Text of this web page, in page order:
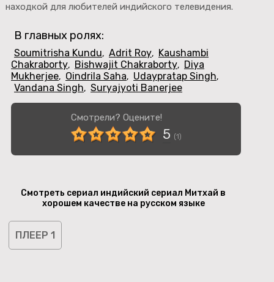
находкой для любителей индийского телевидения.
В главных ролях:
Soumitrisha Kundu, Adrit Roy, Kaushambi
Chakraborty, Bishwajit Chakraborty, Diya
Mukherjee, Oindrila Saha, Udaypratap Singh,
Vandana Singh, Suryajyoti Banerjee
Смотрели? Оцените!
5 (1)
Смотреть сериал индийский сериал Митхай в
хорошем качестве на русском языке
ПЛЕЕР 1